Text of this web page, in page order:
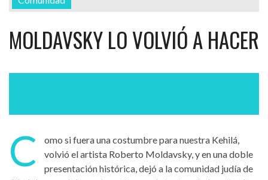
MOLDAVSKY LO VOLVIÓ A HACER
C
omo si fuera una costumbre para nuestra Kehilá,
volvió el artista Roberto Moldavsky, y en una doble
presentación histórica, dejó a la comunidad judía de